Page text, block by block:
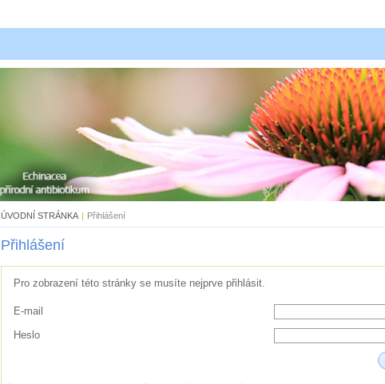
ÚVODNÍ STRÁNKA | Přihlášení
Přihlášení
Pro zobrazení této stránky se musíte nejprve přihlásit.
E-mail
Heslo